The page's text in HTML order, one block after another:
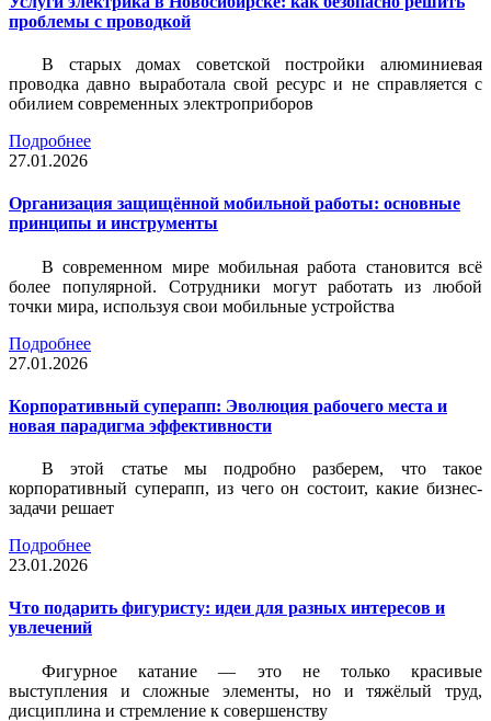
проблемы с проводкой
В старых домах советской постройки алюминиевая
проводка давно выработала свой ресурс и не справляется с
обилием современных электроприборов
Подробнее
27.01.2026
Организация защищённой мобильной работы: основные
принципы и инструменты
В современном мире мобильная работа становится всё
более популярной. Сотрудники могут работать из любой
точки мира, используя свои мобильные устройства
Подробнее
27.01.2026
Корпоративный суперапп: Эволюция рабочего места и
новая парадигма эффективности
В этой статье мы подробно разберем, что такое
корпоративный суперапп, из чего он состоит, какие бизнес-
задачи решает
Подробнее
23.01.2026
Что подарить фигуристу: идеи для разных интересов и
увлечений
Фигурное катание — это не только красивые
выступления и сложные элементы, но и тяжёлый труд,
дисциплина и стремление к совершенству